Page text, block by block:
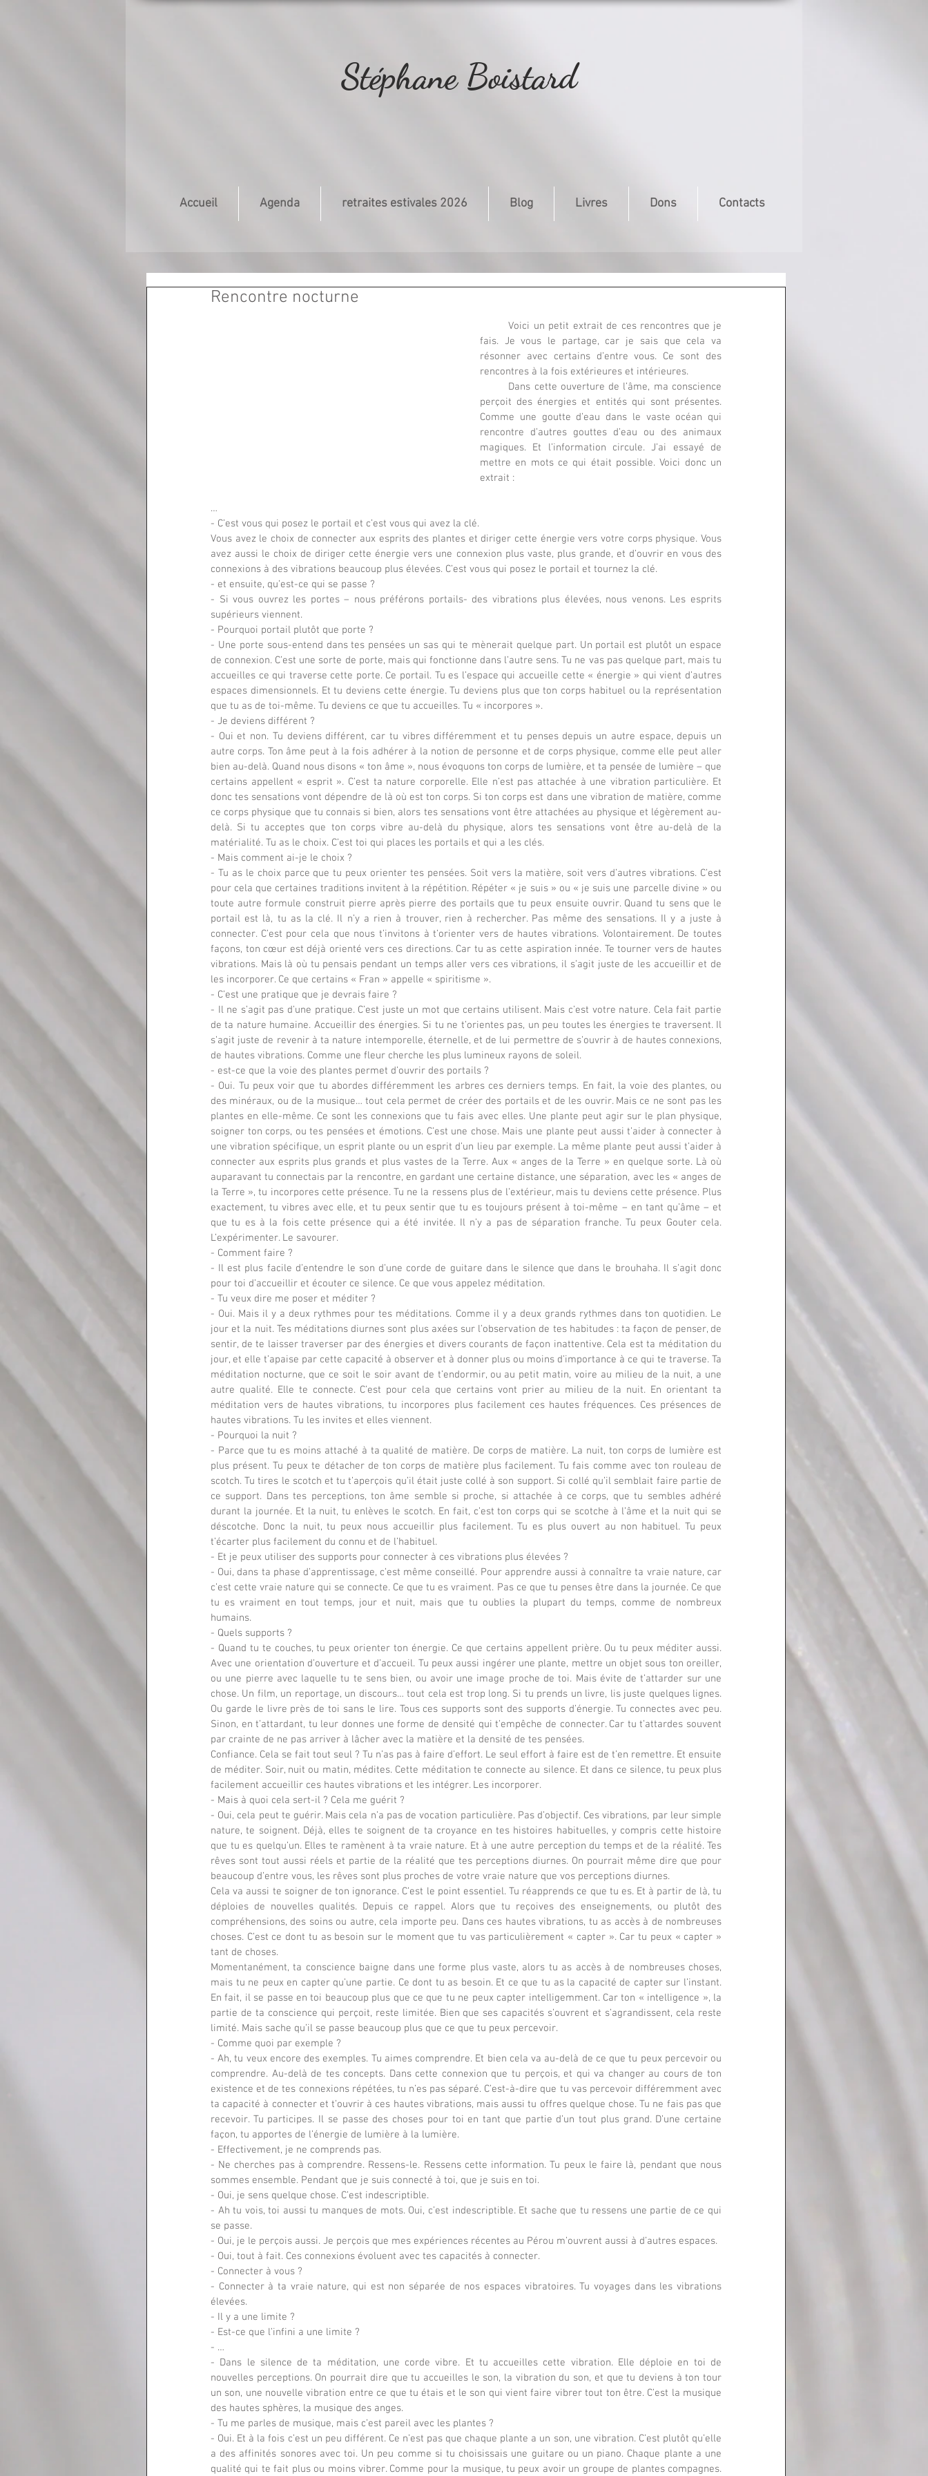
Stéphane Boistard
Accueil Agenda retraites estivales 2026 Blog Livres Dons Contacts
Rencontre nocturne
Voici un petit extrait de ces rencontres que je
fais. Je vous le partage, car je sais que cela va
résonner avec certains d’entre vous. Ce sont des
rencontres à la fois extérieures et intérieures.
perçoit des énergies et entités qui sont présentes.
Comme une goutte d’eau dans le vaste océan qui
rencontre d’autres gouttes d’eau ou des animaux
magiques. Et l’information circule. J’ai essayé de
mettre en mots ce qui était possible. Voici donc un
extrait :
…
- C’est vous qui posez le portail et c’est vous qui avez la clé.
Vous avez le choix de connecter aux esprits des plantes et diriger cette énergie vers votre corps physique. Vous
avez aussi le choix de diriger cette énergie vers une connexion plus vaste, plus grande, et d’ouvrir en vous des
connexions à des vibrations beaucoup plus élevées. C’est vous qui posez le portail et tournez la clé.
- et ensuite, qu’est-ce qui se passe ?
- Si vous ouvrez les portes – nous préférons portails- des vibrations plus élevées, nous venons. Les esprits
supérieurs viennent.
- Pourquoi portail plutôt que porte ?
- Une porte sous-entend dans tes pensées un sas qui te mènerait quelque part. Un portail est plutôt un espace
de connexion. C’est une sorte de porte, mais qui fonctionne dans l’autre sens. Tu ne vas pas quelque part, mais tu
accueilles ce qui traverse cette porte. Ce portail. Tu es l’espace qui accueille cette « énergie » qui vient d’autres
espaces dimensionnels. Et tu deviens cette énergie. Tu deviens plus que ton corps habituel ou la représentation
que tu as de toi-même. Tu deviens ce que tu accueilles. Tu « incorpores ».
- Je deviens différent ?
- Oui et non. Tu deviens différent, car tu vibres différemment et tu penses depuis un autre espace, depuis un
autre corps. Ton âme peut à la fois adhérer à la notion de personne et de corps physique, comme elle peut aller
bien au-delà. Quand nous disons « ton âme », nous évoquons ton corps de lumière, et ta pensée de lumière – que
certains appellent « esprit ». C’est ta nature corporelle. Elle n’est pas attachée à une vibration particulière. Et
donc tes sensations vont dépendre de là où est ton corps. Si ton corps est dans une vibration de matière, comme
ce corps physique que tu connais si bien, alors tes sensations vont être attachées au physique et légèrement au-
delà. Si tu acceptes que ton corps vibre au-delà du physique, alors tes sensations vont être au-delà de la
matérialité. Tu as le choix. C’est toi qui places les portails et qui a les clés.
- Mais comment ai-je le choix ?
- Tu as le choix parce que tu peux orienter tes pensées. Soit vers la matière, soit vers d’autres vibrations. C’est
pour cela que certaines traditions invitent à la répétition. Répéter « je suis » ou « je suis une parcelle divine » ou
toute autre formule construit pierre après pierre des portails que tu peux ensuite ouvrir. Quand tu sens que le
portail est là, tu as la clé. Il n’y a rien à trouver, rien à rechercher. Pas même des sensations. Il y a juste à
connecter. C’est pour cela que nous t’invitons à t’orienter vers de hautes vibrations. Volontairement. De toutes
façons, ton cœur est déjà orienté vers ces directions. Car tu as cette aspiration innée. Te tourner vers de hautes
vibrations. Mais là où tu pensais pendant un temps aller vers ces vibrations, il s’agit juste de les accueillir et de
les incorporer. Ce que certains « Fran » appelle « spiritisme ».
- C’est une pratique que je devrais faire ?
- Il ne s’agit pas d’une pratique. C’est juste un mot que certains utilisent. Mais c’est votre nature. Cela fait partie
de ta nature humaine. Accueillir des énergies. Si tu ne t’orientes pas, un peu toutes les énergies te traversent. Il
s’agit juste de revenir à ta nature intemporelle, éternelle, et de lui permettre de s’ouvrir à de hautes connexions,
de hautes vibrations. Comme une fleur cherche les plus lumineux rayons de soleil.
- est-ce que la voie des plantes permet d’ouvrir des portails ?
- Oui. Tu peux voir que tu abordes différemment les arbres ces derniers temps. En fait, la voie des plantes, ou
des minéraux, ou de la musique… tout cela permet de créer des portails et de les ouvrir. Mais ce ne sont pas les
plantes en elle-même. Ce sont les connexions que tu fais avec elles. Une plante peut agir sur le plan physique,
soigner ton corps, ou tes pensées et émotions. C’est une chose. Mais une plante peut aussi t’aider à connecter à
une vibration spécifique, un esprit plante ou un esprit d’un lieu par exemple. La même plante peut aussi t’aider à
connecter aux esprits plus grands et plus vastes de la Terre. Aux « anges de la Terre » en quelque sorte. Là où
auparavant tu connectais par la rencontre, en gardant une certaine distance, une séparation, avec les « anges de
la Terre », tu incorpores cette présence. Tu ne la ressens plus de l’extérieur, mais tu deviens cette présence. Plus
exactement, tu vibres avec elle, et tu peux sentir que tu es toujours présent à toi-même – en tant qu’âme – et
que tu es à la fois cette présence qui a été invitée. Il n’y a pas de séparation franche. Tu peux Gouter cela.
L’expérimenter. Le savourer.
- Comment faire ?
- Il est plus facile d’entendre le son d’une corde de guitare dans le silence que dans le brouhaha. Il s’agit donc
pour toi d’accueillir et écouter ce silence. Ce que vous appelez méditation.
- Tu veux dire me poser et méditer ?
- Oui. Mais il y a deux rythmes pour tes méditations. Comme il y a deux grands rythmes dans ton quotidien. Le
jour et la nuit. Tes méditations diurnes sont plus axées sur l’observation de tes habitudes : ta façon de penser, de
sentir, de te laisser traverser par des énergies et divers courants de façon inattentive. Cela est ta méditation du
jour, et elle t’apaise par cette capacité à observer et à donner plus ou moins d’importance à ce qui te traverse. Ta
méditation nocturne, que ce soit le soir avant de t’endormir, ou au petit matin, voire au milieu de la nuit, a une
autre qualité. Elle te connecte. C’est pour cela que certains vont prier au milieu de la nuit. En orientant ta
méditation vers de hautes vibrations, tu incorpores plus facilement ces hautes fréquences. Ces présences de
hautes vibrations. Tu les invites et elles viennent.
- Pourquoi la nuit ?
- Parce que tu es moins attaché à ta qualité de matière. De corps de matière. La nuit, ton corps de lumière est
plus présent. Tu peux te détacher de ton corps de matière plus facilement. Tu fais comme avec ton rouleau de
scotch. Tu tires le scotch et tu t’aperçois qu’il était juste collé à son support. Si collé qu’il semblait faire partie de
ce support. Dans tes perceptions, ton âme semble si proche, si attachée à ce corps, que tu sembles adhéré
durant la journée. Et la nuit, tu enlèves le scotch. En fait, c’est ton corps qui se scotche à l’âme et la nuit qui se
déscotche. Donc la nuit, tu peux nous accueillir plus facilement. Tu es plus ouvert au non habituel. Tu peux
t’écarter plus facilement du connu et de l’habituel.
- Et je peux utiliser des supports pour connecter à ces vibrations plus élevées ?
- Oui, dans ta phase d’apprentissage, c’est même conseillé. Pour apprendre aussi à connaître ta vraie nature, car
c’est cette vraie nature qui se connecte. Ce que tu es vraiment. Pas ce que tu penses être dans la journée. Ce que
tu es vraiment en tout temps, jour et nuit, mais que tu oublies la plupart du temps, comme de nombreux
humains.
- Quels supports ?
- Quand tu te couches, tu peux orienter ton énergie. Ce que certains appellent prière. Ou tu peux méditer aussi.
Avec une orientation d’ouverture et d’accueil. Tu peux aussi ingérer une plante, mettre un objet sous ton oreiller,
ou une pierre avec laquelle tu te sens bien, ou avoir une image proche de toi. Mais évite de t’attarder sur une
chose. Un film, un reportage, un discours… tout cela est trop long. Si tu prends un livre, lis juste quelques lignes.
Ou garde le livre près de toi sans le lire. Tous ces supports sont des supports d’énergie. Tu connectes avec peu.
Sinon, en t’attardant, tu leur donnes une forme de densité qui t’empêche de connecter. Car tu t’attardes souvent
par crainte de ne pas arriver à lâcher avec la matière et la densité de tes pensées.
Confiance. Cela se fait tout seul ? Tu n’as pas à faire d’effort. Le seul effort à faire est de t’en remettre. Et ensuite
de méditer. Soir, nuit ou matin, médites. Cette méditation te connecte au silence. Et dans ce silence, tu peux plus
facilement accueillir ces hautes vibrations et les intégrer. Les incorporer.
- Mais à quoi cela sert-il ? Cela me guérit ?
- Oui, cela peut te guérir. Mais cela n’a pas de vocation particulière. Pas d’objectif. Ces vibrations, par leur simple
nature, te soignent. Déjà, elles te soignent de ta croyance en tes histoires habituelles, y compris cette histoire
que tu es quelqu’un. Elles te ramènent à ta vraie nature. Et à une autre perception du temps et de la réalité. Tes
rêves sont tout aussi réels et partie de la réalité que tes perceptions diurnes. On pourrait même dire que pour
beaucoup d’entre vous, les rêves sont plus proches de votre vraie nature que vos perceptions diurnes.
Cela va aussi te soigner de ton ignorance. C’est le point essentiel. Tu réapprends ce que tu es. Et à partir de là, tu
déploies de nouvelles qualités. Depuis ce rappel. Alors que tu reçoives des enseignements, ou plutôt des
compréhensions, des soins ou autre, cela importe peu. Dans ces hautes vibrations, tu as accès à de nombreuses
choses. C’est ce dont tu as besoin sur le moment que tu vas particulièrement « capter ». Car tu peux « capter »
tant de choses.
Momentanément, ta conscience baigne dans une forme plus vaste, alors tu as accès à de nombreuses choses,
mais tu ne peux en capter qu’une partie. Ce dont tu as besoin. Et ce que tu as la capacité de capter sur l’instant.
En fait, il se passe en toi beaucoup plus que ce que tu ne peux capter intelligemment. Car ton « intelligence », la
partie de ta conscience qui perçoit, reste limitée. Bien que ses capacités s’ouvrent et s’agrandissent, cela reste
limité. Mais sache qu’il se passe beaucoup plus que ce que tu peux percevoir.
- Comme quoi par exemple ?
- Ah, tu veux encore des exemples. Tu aimes comprendre. Et bien cela va au-delà de ce que tu peux percevoir ou
comprendre. Au-delà de tes concepts. Dans cette connexion que tu perçois, et qui va changer au cours de ton
existence et de tes connexions répétées, tu n’es pas séparé. C’est-à-dire que tu vas percevoir différemment avec
ta capacité à connecter et t’ouvrir à ces hautes vibrations, mais aussi tu offres quelque chose. Tu ne fais pas que
recevoir. Tu participes. Il se passe des choses pour toi en tant que partie d’un tout plus grand. D’une certaine
façon, tu apportes de l’énergie de lumière à la lumière.
- Effectivement, je ne comprends pas.
- Ne cherches pas à comprendre. Ressens-le. Ressens cette information. Tu peux le faire là, pendant que nous
sommes ensemble. Pendant que je suis connecté à toi, que je suis en toi.
- Oui, je sens quelque chose. C’est indescriptible.
- Ah tu vois, toi aussi tu manques de mots. Oui, c’est indescriptible. Et sache que tu ressens une partie de ce qui
se passe.
- Oui, je le perçois aussi. Je perçois que mes expériences récentes au Pérou m’ouvrent aussi à d’autres espaces.
- Oui, tout à fait. Ces connexions évoluent avec tes capacités à connecter.
- Connecter à vous ?
- Connecter à ta vraie nature, qui est non séparée de nos espaces vibratoires. Tu voyages dans les vibrations
élevées.
- Il y a une limite ?
- Est-ce que l’infini a une limite ?
- …
- Dans le silence de ta méditation, une corde vibre. Et tu accueilles cette vibration. Elle déploie en toi de
nouvelles perceptions. On pourrait dire que tu accueilles le son, la vibration du son, et que tu deviens à ton tour
un son, une nouvelle vibration entre ce que tu étais et le son qui vient faire vibrer tout ton être. C’est la musique
des hautes sphères, la musique des anges.
- Tu me parles de musique, mais c’est pareil avec les plantes ?
- Oui. Et à la fois c’est un peu différent. Ce n’est pas que chaque plante a un son, une vibration. C’est plutôt qu’elle
a des affinités sonores avec toi. Un peu comme si tu choisissais une guitare ou un piano. Chaque plante a une
qualité qui te fait plus ou moins vibrer. Comme pour la musique, tu peux avoir un groupe de plantes compagnes.